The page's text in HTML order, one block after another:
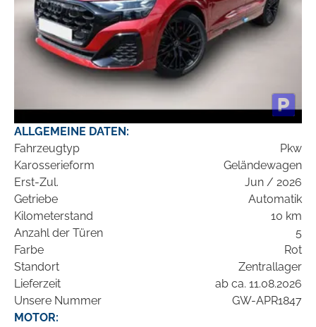
ALLGEMEINE DATEN:
Fahrzeugtyp
Pkw
Karosserieform
Geländewagen
Erst-Zul.
Jun / 2026
Getriebe
Automatik
Kilometerstand
10 km
Anzahl der Türen
5
Farbe
Rot
Standort
Zentrallager
Lieferzeit
ab ca. 11.08.2026
Unsere Nummer
GW-APR1847
MOTOR: